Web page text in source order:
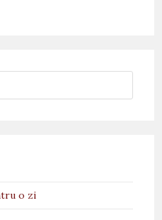
o zi